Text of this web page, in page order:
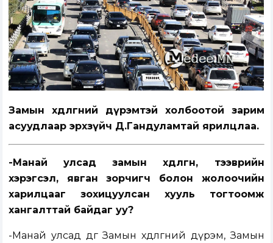
Замын хөдөлгөөний дүрэмтэй холбоотой зарим
асуудлаар эрхзүйч Д.Гандуламтай ярилцлаа.
-Манай улсад замын хөдөлгөөн, тээврийн
хэрэгсэл, явган зорчигч болон жолоочийн
харилцааг зохицуулсан хууль тогтоомж
хангалттай байдаг уу?
-Манай улсад өдгөө Замын хөдөлгөөний дүрэм, Замын